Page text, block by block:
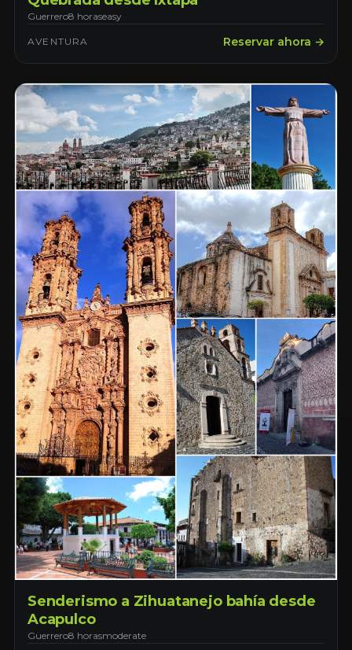
Guerrero8 horaseasy
AVENTURA Reservar ahora →
Senderismo a Zihuatanejo bahía desde
Acapulco
Guerrero8 horasmoderate